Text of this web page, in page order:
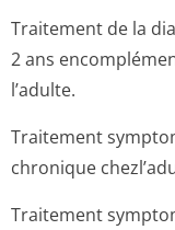
Traitement de la
2 ans
l’adulte.
Traitement
chronique
Traitement